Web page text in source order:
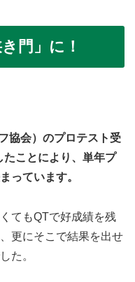
門」に！
協会）のプロテスト受
ことにより、単年プ
っています。
てもQTで好成績を残
更にそこで結果を出せ
た。